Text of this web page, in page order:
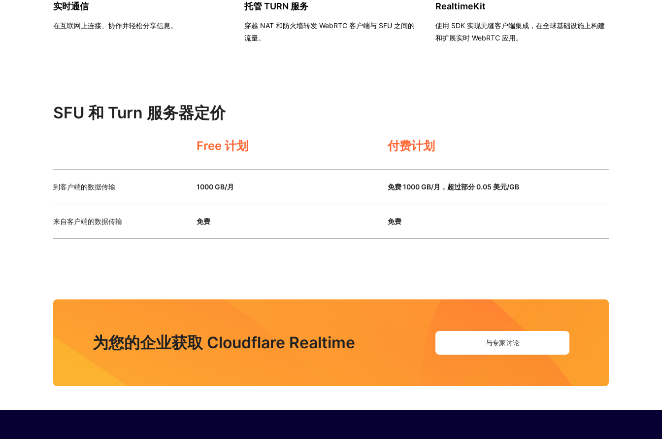
实时通信
在互联网上连接、协作并轻松分享信息。
托管 TURN 服务
穿越 NAT 和防火墙转发 WebRTC 客户端与 SFU 之间的
流量。
RealtimeKit
使用 SDK 实现无缝客户端集成，在全球基础设施上构建
和扩展实时 WebRTC 应用。
SFU 和 Turn 服务器定价
Free 计划 付费计划
到客户端的数据传输 1000 GB/月 免费 1000 GB/月，超过部分 0.05 美元/GB
来自客户端的数据传输 免费 免费
为您的企业获取 Cloudflare Realtime 与专家讨论